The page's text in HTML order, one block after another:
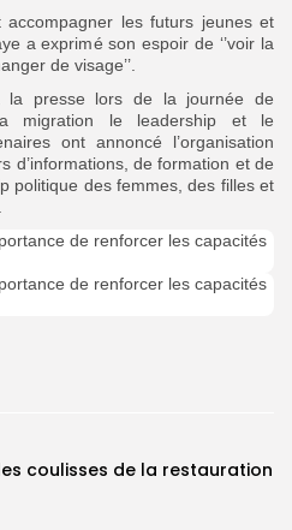
accompagner les futurs jeunes et
a exprimé son espoir de ‘’voir la
de visage’’.
la presse lors de la journée de
migration le leadership et le
ont annoncé l’organisation
d’informations, de formation et de
politique des femmes, des filles et
coulisses de la restauration